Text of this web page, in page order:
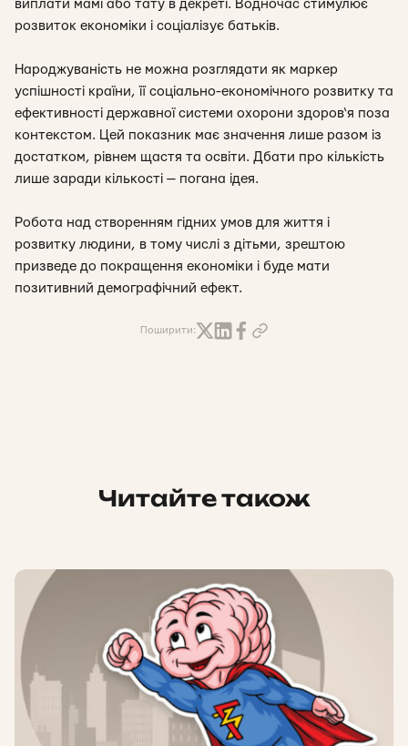
виплати мамі або тату в декреті. Водночас стимулює
розвиток економіки і соціалізує батьків.
Народжуваність не можна розглядати як маркер
успішності країни, її соціально-економічного розвитку та
ефективності державної системи охорони здоров‘я поза
контекстом. Цей показник має значення лише разом із
достатком, рівнем щастя та освіти. Дбати про кількість
лише заради кількості — погана ідея.
Робота над створенням гідних умов для життя і
розвитку людини, в тому числі з дітьми, зрештою
призведе до покращення економіки і буде мати
позитивний демографічний ефект.
Поширити:
Читайте також